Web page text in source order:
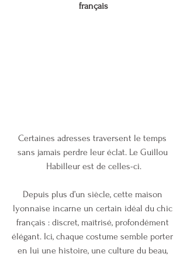
français
Certaines adresses traversent le temps
sans jamais perdre leur éclat. Le Guillou
Habilleur est de celles-ci.
Depuis plus d’un siècle, cette maison
lyonnaise incarne un certain idéal du chic
français : discret, maîtrisé, profondément
élégant. Ici, chaque costume semble porter
en lui une histoire, une culture du beau,